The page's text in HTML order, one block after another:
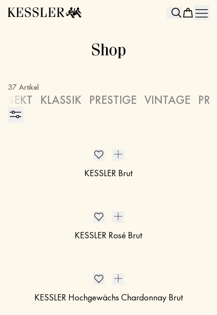
Search
Shop
37 Artikel
SEKT KLASSIK PRESTIGE VINTAGE
KESSLER Brut
KESSLER Rosé Brut
KESSLER Hochgewächs Chardonnay Brut